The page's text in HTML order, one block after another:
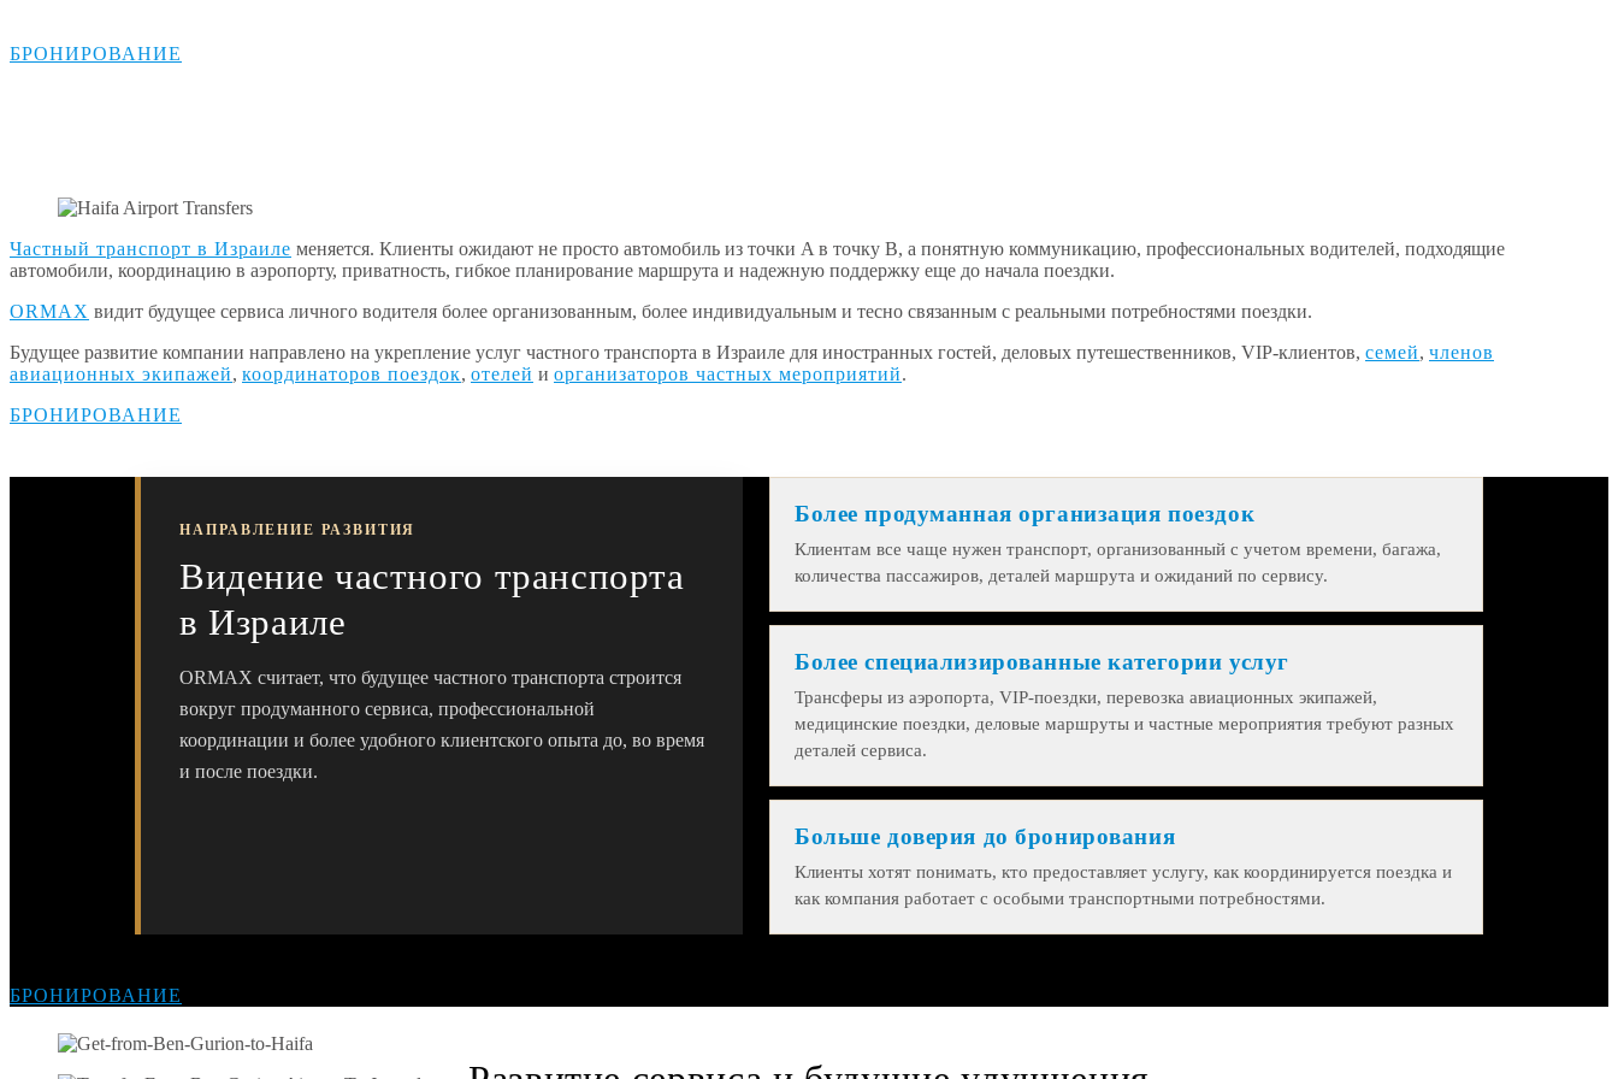
БРОНИРОВАНИЕ
Частный транспорт в Израиле меняется. Клиенты ожидают не просто автомобиль из точки A в точку B, а понятную коммуникацию, профессиональных водителей, подходящие
автомобили, координацию в аэропорту, приватность, гибкое планирование маршрута и надежную поддержку еще до начала поездки.
ORMAX видит будущее сервиса личного водителя более организованным, более индивидуальным и тесно связанным с реальными потребностями поездки.
Будущее развитие компании направлено на укрепление услуг частного транспорта в Израиле для иностранных гостей, деловых путешественников, VIP-клиентов, семей, членов
авиационных экипажей, координаторов поездок, отелей и организаторов частных мероприятий.
БРОНИРОВАНИЕ
НАПРАВЛЕНИЕ РАЗВИТИЯ
Видение частного транспорта
в Израиле
ORMAX считает, что будущее частного транспорта строится
вокруг продуманного сервиса, профессиональной
координации и более удобного клиентского опыта до, во время
и после поездки.
Более продуманная организация поездок
Клиентам все чаще нужен транспорт, организованный с учетом времени, багажа,
количества пассажиров, деталей маршрута и ожиданий по сервису.
Более специализированные категории услуг
Трансферы из аэропорта, VIP-поездки, перевозка авиационных экипажей,
медицинские поездки, деловые маршруты и частные мероприятия требуют разных
деталей сервиса.
Больше доверия до бронирования
Клиенты хотят понимать, кто предоставляет услугу, как координируется поездка и
как компания работает с особыми транспортными потребностями.
БРОНИРОВАНИЕ